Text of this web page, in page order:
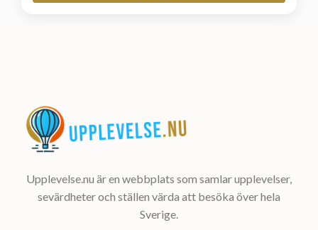
Upplevelse.nu är en webbplats som samlar upplevelser,
sevärdheter och ställen värda att besöka över hela
Sverige.